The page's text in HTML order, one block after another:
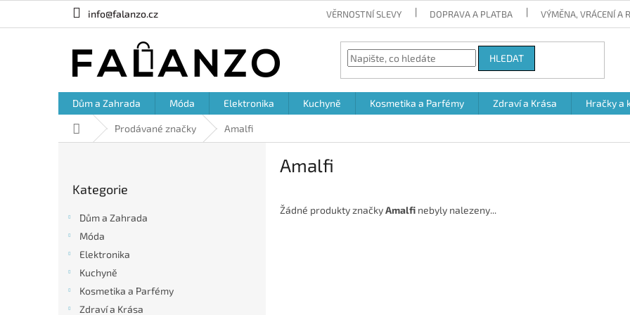
info@falanzo.cz VĚRNOSTNÍ SLEVY DOPRAVA A PLATBA VÝMĚNA, VRÁCENÍ A
HLEDAT
Dům a Zahrada Móda Elektronika Kuchyně Kosmetika a Parfémy Zdraví a Krása Hračky a
Domů Prodávané značky Amalfi
kategorie
Kategorie
Dům a Zahrada
Móda
Elektronika
Kuchyně
Kosmetika a Parfémy
Zdraví a Krása
Amalfi
Žádné produkty značkyAmalfi nebyly nalezeny...